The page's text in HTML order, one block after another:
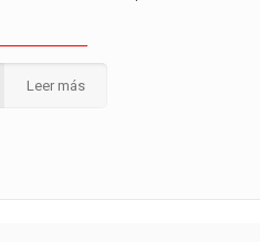
Leer más